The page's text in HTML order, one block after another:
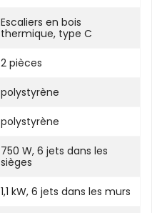
Escaliers en bois
thermique, type C
2 pièces
polystyrène
polystyrène
750 W, 6 jets dans les
sièges
1,1 kW, 6 jets dans les murs